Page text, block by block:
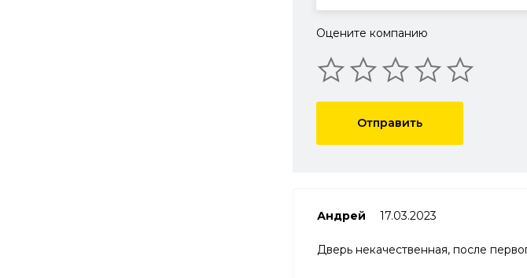
Оцените компанию
Отправить
Андрей 17.03.2023
Дверь некачественная, после